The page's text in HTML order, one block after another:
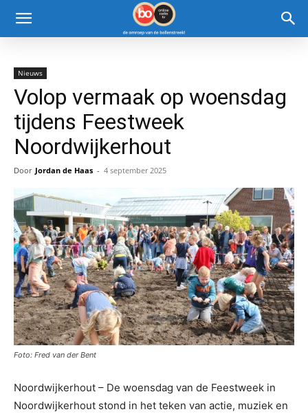
Nieuws
Volop vermaak op woensdag
tijdens Feestweek
Noordwijkerhout
Door Jordan de Haas - 4 september 2025
Foto: Fred van der Bent
Noordwijkerhout – De woensdag van de Feestweek in
Noordwijkerhout stond in het teken van actie, muziek en